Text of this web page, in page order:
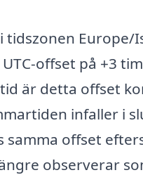
tidszonen Europe/
offset på +3
är detta offset
infaller i
samma offset
observerar